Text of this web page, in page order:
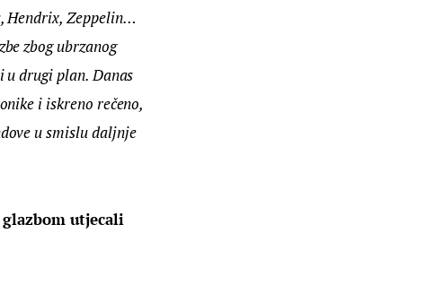
Hendrix, Zeppelin…
zbog ubrzanog
drugi plan. Danas
i iskreno rečeno,
u smislu daljnje
utjecali